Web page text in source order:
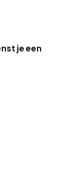
je een